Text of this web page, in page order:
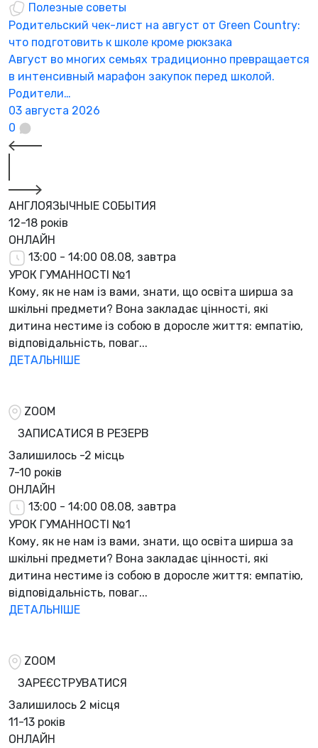
Полезные советы
Родительский чек-лист на август от Green Country:
что подготовить к школе кроме рюкзака
Август во многих семьях традиционно превращается
в интенсивный марафон закупок перед школой.
Родители…
03 августа 2026
0
АНГЛОЯЗЫЧНЫЕ СОБЫТИЯ
12-18 років
ОНЛАЙН
13:00 - 14:00 08.08, завтра
УРОК ГУМАННОСТІ №1
Кому, як не нам із вами, знати, що освіта ширша за
шкільні предмети? Вона закладає цінності, які
дитина нестиме із собою в доросле життя: емпатію,
відповідальність, поваг...
ДЕТАЛЬНІШЕ
ZOOM
ЗАПИСАТИСЯ В РЕЗЕРВ
Залишилось -2 місць
7-10 років
ОНЛАЙН
13:00 - 14:00 08.08, завтра
УРОК ГУМАННОСТІ №1
Кому, як не нам із вами, знати, що освіта ширша за
шкільні предмети? Вона закладає цінності, які
дитина нестиме із собою в доросле життя: емпатію,
відповідальність, поваг...
ДЕТАЛЬНІШЕ
ZOOM
ЗАРЕЄСТРУВАТИСЯ
Залишилось 2 місця
11-13 років
ОНЛАЙН